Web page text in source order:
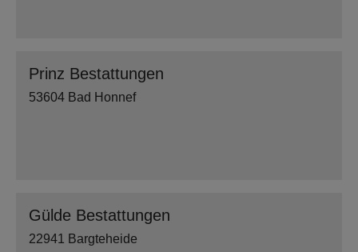
Prinz Bestattungen
53604 Bad Honnef
Gülde Bestattungen
22941 Bargteheide